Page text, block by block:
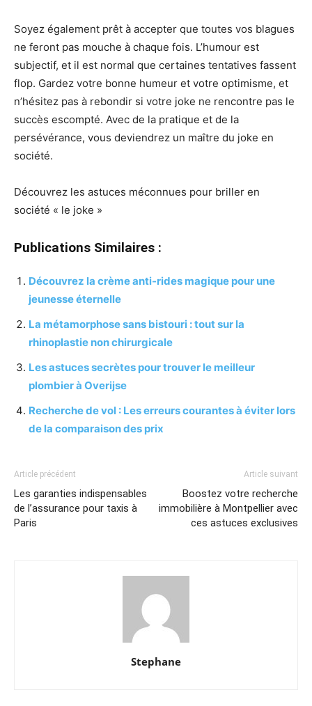
Soyez également prêt à accepter que toutes vos blagues
ne feront pas mouche à chaque fois. L’humour est
subjectif, et il est normal que certaines tentatives fassent
flop. Gardez votre bonne humeur et votre optimisme, et
n’hésitez pas à rebondir si votre joke ne rencontre pas le
succès escompté. Avec de la pratique et de la
persévérance, vous deviendrez un maître du joke en
société.
Découvrez les astuces méconnues pour briller en
société « le joke »
Publications Similaires :
Découvrez la crème anti-rides magique pour une
jeunesse éternelle
La métamorphose sans bistouri : tout sur la
rhinoplastie non chirurgicale
Les astuces secrètes pour trouver le meilleur
plombier à Overijse
Recherche de vol : Les erreurs courantes à éviter lors
de la comparaison des prix
Article précédent
Les garanties indispensables
de l’assurance pour taxis à
Paris
Article suivant
Boostez votre recherche
immobilière à Montpellier avec
ces astuces exclusives
Stephane